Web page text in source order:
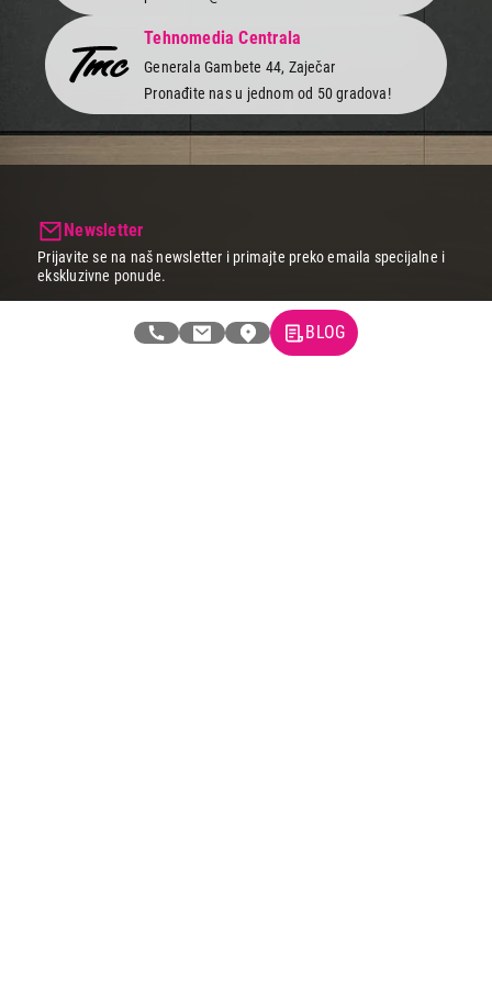
Tehnomedia Centrala
Generala Gambete 44, Zaječar
Pronađite nas u jednom od 50 gradova!
Newsletter
Prijavite se na naš newsletter i primajte preko emaila specijalne i
ekskluzivne ponude.
BLOG